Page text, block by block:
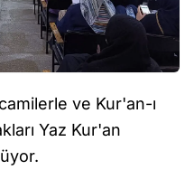
ve Kur'an-ı
Yaz Kur'an